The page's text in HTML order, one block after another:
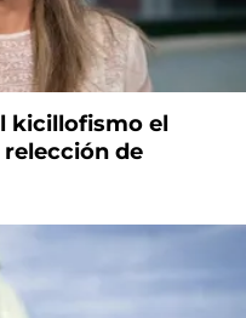
kicillofismo el
de